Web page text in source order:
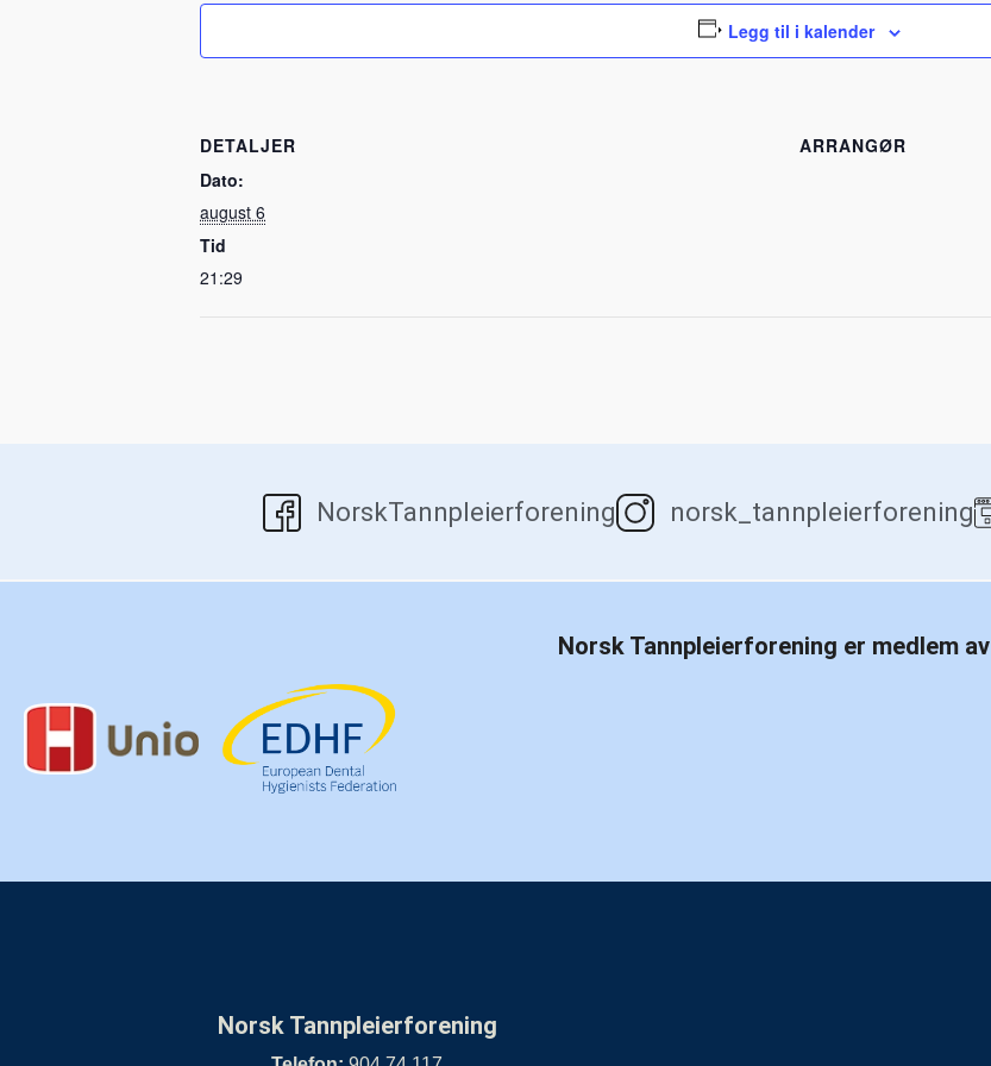
Legg til i kalender
DETALJER
Dato:
august 6
Tid
21:29
ARRANGØR
NorskTannpleierforening norsk_tannpleierforening
Norsk Tannpleierforening er medlem av
Norsk Tannpleierforening